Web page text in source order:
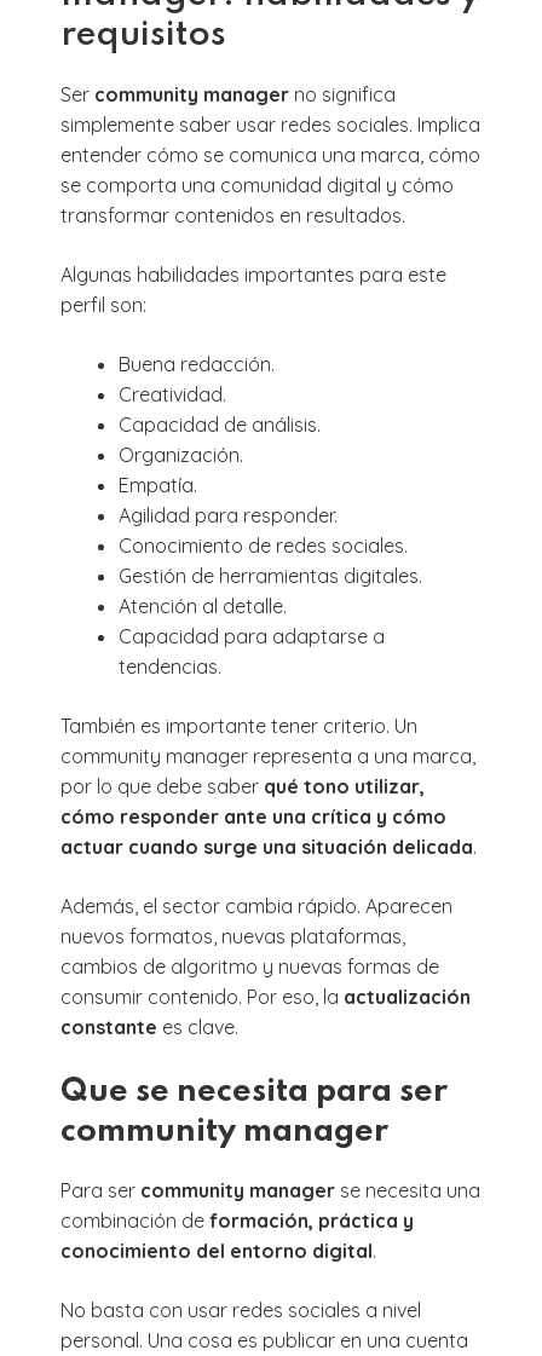
requisitos
Ser community manager no significa
simplemente saber usar redes sociales. Implica
entender cómo se comunica una marca, cómo
se comporta una comunidad digital y cómo
transformar contenidos en resultados.
Algunas habilidades importantes para este
perfil son:
Buena redacción.
Creatividad.
Capacidad de análisis.
Organización.
Empatía.
Agilidad para responder.
Conocimiento de redes sociales.
Gestión de herramientas digitales.
Atención al detalle.
Capacidad para adaptarse a
tendencias.
También es importante tener criterio. Un
community manager representa a una marca,
por lo que debe saber qué tono utilizar,
cómo responder ante una crítica y cómo
actuar cuando surge una situación delicada.
Además, el sector cambia rápido. Aparecen
nuevos formatos, nuevas plataformas,
cambios de algoritmo y nuevas formas de
consumir contenido. Por eso, la actualización
constante es clave.
Que se necesita para ser
community manager
Para ser community manager se necesita una
combinación de formación, práctica y
conocimiento del entorno digital.
No basta con usar redes sociales a nivel
personal. Una cosa es publicar en una cuenta